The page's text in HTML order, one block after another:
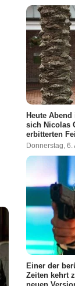
Heute
sich Nicolas
erbitterten
Donnerstag, 6.
Einer der
Zeiten kehrt